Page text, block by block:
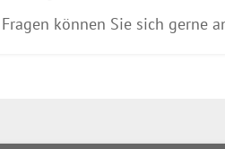
können Sie sich gerne